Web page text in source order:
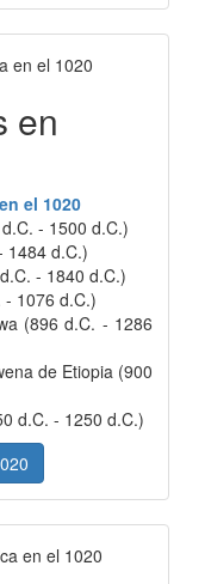
en
el 1020
- 1500 d.C.)
1484 d.C.)
- 1840 d.C.)
- 1076 d.C.)
(896 d.C. - 1286
de Etiopia (900
d.C. - 1250 d.C.)